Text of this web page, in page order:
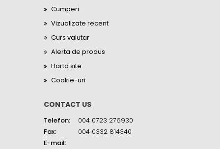
Cumperi
Vizualizate recent
Curs valutar
Alerta de produs
Harta site
Cookie-uri
CONTACT US
Telefon:
004 0723 276930
Fax:
004 0332 814340
E-mail: